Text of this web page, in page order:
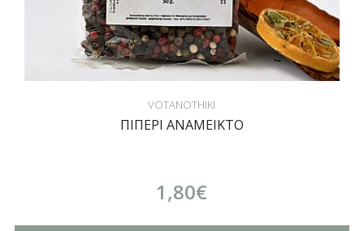
VOTANOTHIKI
ΠΙΠΕΡΙ ΑΝΑΜΕΙΚΤΟ
1,80€